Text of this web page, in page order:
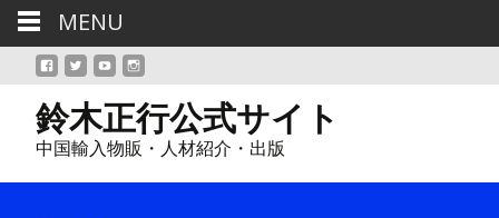
鈴木正行公式サイト
中国輸入物販・人材紹介・出版
MENU